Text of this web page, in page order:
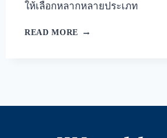
ให้เลือกหลากหลายประเภท
READ MORE